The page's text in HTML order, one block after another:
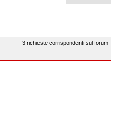
3 richieste corrispondenti sul forum